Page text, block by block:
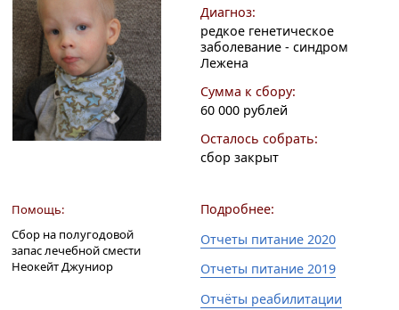
Диагноз:
редкое генетическое
заболевание - синдром
Лежена
Сумма к сбору:
60 000 рублей
Осталось собрать:
сбор закрыт
Помощь:
Сбор на полугодовой
запас лечебной смести
Неокейт Джуниор
Подробнее:
Отчеты питание 2020
Отчеты питание 2019
Отчёты реабилитации